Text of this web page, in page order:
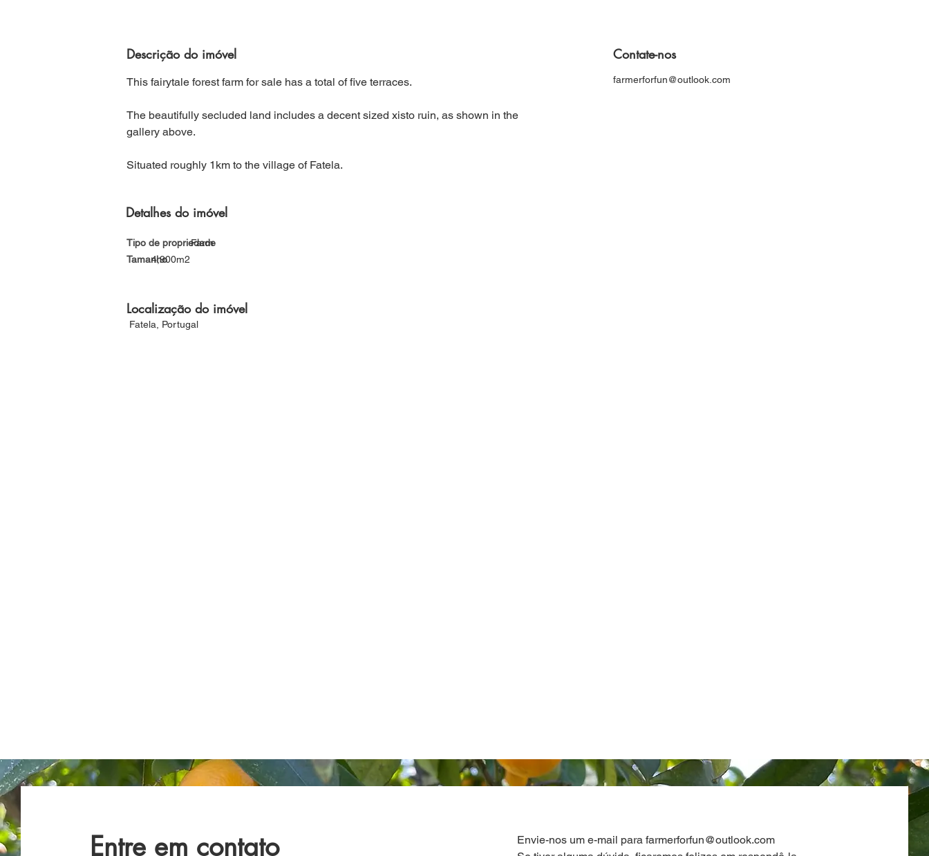
Descrição do imóvel
This fairytale forest farm for sale has a total of five terraces.
The beautifully secluded land includes a decent sized xisto ruin, as shown in the
gallery above.
Situated roughly 1km to the village of Fatela.
Contate-nos
farmerforfun@outlook.com
Detalhes do imóvel
Tipo de propriedade
Farm
Tamanho4,900m2
Localização do imóvel
Fatela, Portugal
Entre em contato Envie-nos um e-mail para farmerforfun@outlook.com